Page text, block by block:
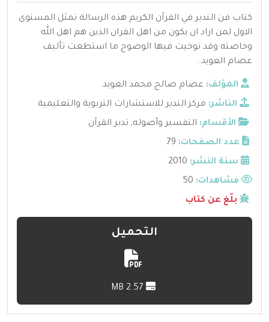
كتاب فن التدبر في القرآن الكريم هذه الرسالة تمثل المستوى
الاول لمن اراد ان يكون من اهل القران الذين هم اهل الله
وخاصته وقد توخيت فيها الوضوح ما استطعت تأليف
عصام العويد .
المؤلف: عصام صالح محمد العويد
الناشر: مركز التدبر للاستشارات التربوية والتعليمية
الأقسام: التفسير وأصوله, تدبر القرآن
عدد الصفحات: 79
سنة النشر: 2010
مشاهدات:
بلّغ عن كتاب
التحميل